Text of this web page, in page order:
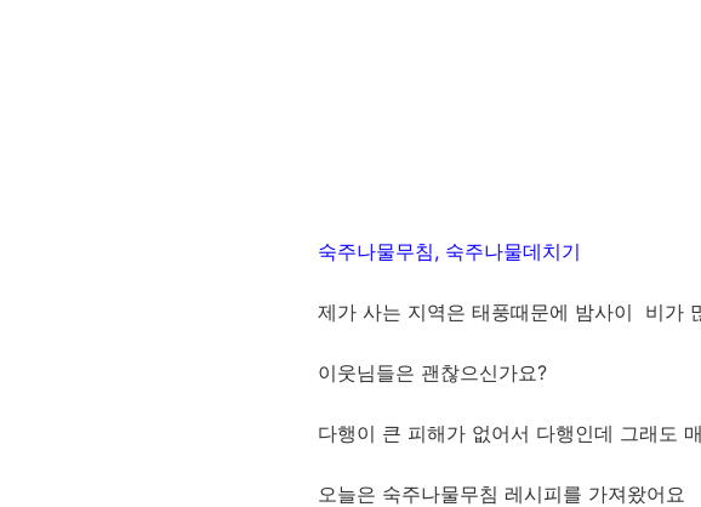
숙주나물무침, 숙주나물데치기
제가 사는 지역은 태풍때문에 밤사이 비가
이웃님들은 괜찮으신가요?​
다행이 큰 피해가 없어서 다행인데 그래도
오늘은 숙주나물무침 레시피를 가져왔어요